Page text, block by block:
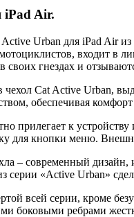
iPad Air.
Urban для iPad Air из
входит в
своих гнездах и
Cat Active Urban,
обеспечивая
прилегает к
для кнопки меню.
– современный дизайн,
серии «Active Urban»
всей серии, кроме
боковыми ребрами